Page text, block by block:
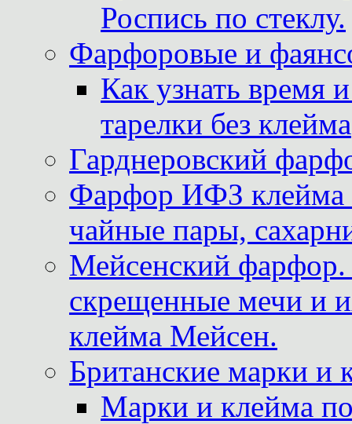
Роспись по стеклу.
Фарфоровые и
Как узнать время
тарелки без клейма
Гарднеровский
Фарфор ИФЗ клейма
чайные пары,
Мейсенский фарфор.
скрещенные мечи и
клейма Мейсен.
Британские марки и
Марки и клейма